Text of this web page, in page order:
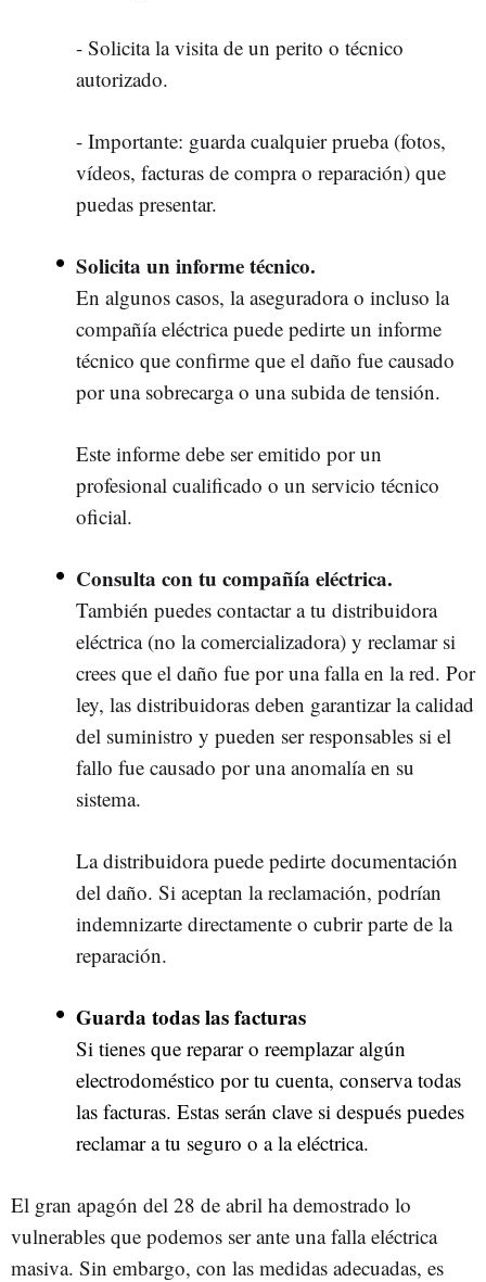
- Solicita la visita de un perito o técnico
autorizado.
- Importante: guarda cualquier prueba (fotos,
vídeos, facturas de compra o reparación) que
puedas presentar.
Solicita un informe técnico.
En algunos casos, la aseguradora o incluso la
compañía eléctrica puede pedirte un informe
técnico que confirme que el daño fue causado
por una sobrecarga o una subida de tensión.
Este informe debe ser emitido por un
profesional cualificado o un servicio técnico
oficial.
Consulta con tu compañía eléctrica.
También puedes contactar a tu distribuidora
eléctrica (no la comercializadora) y reclamar si
crees que el daño fue por una falla en la red. Por
ley, las distribuidoras deben garantizar la calidad
del suministro y pueden ser responsables si el
fallo fue causado por una anomalía en su
sistema.
La distribuidora puede pedirte documentación
del daño. Si aceptan la reclamación, podrían
indemnizarte directamente o cubrir parte de la
reparación.
Guarda todas las facturas
Si tienes que reparar o reemplazar algún
electrodoméstico por tu cuenta, conserva todas
las facturas. Estas serán clave si después puedes
reclamar a tu seguro o a la eléctrica.
El gran apagón del 28 de abril ha demostrado lo
vulnerables que podemos ser ante una falla eléctrica
masiva. Sin embargo, con las medidas adecuadas, es